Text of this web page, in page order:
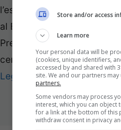
l’esperienza vissuta
al Brighton, in
Premier League, il
centrocampista ...
Leggi tutto
15/07/2022
Store and/or access
Learn more
Your personal data will be
(cookies, unique identifiers,
accessed by and shared with
site. We and our partners
partners.
Some vendors may process
interest, which you can
for a link at the bottom of this
withdraw consent in privacy